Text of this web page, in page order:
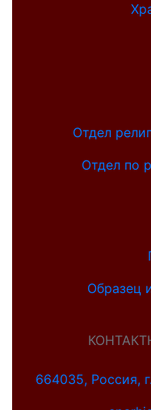
Отдел
Отдел по
Образец
664035, Россия,